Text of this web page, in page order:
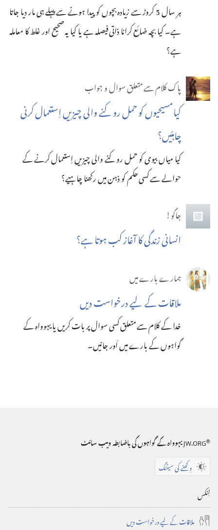
ہر سال 5 کروڑ سے زیادہ بچوں کو پیدا ہونے سے پہلے ہی مار دیا جاتا
ہے۔‏ کیا بچہ ضائع کرانا ذاتی فیصلہ ہے یا کیا یہ صحیح اور غلط کا معاملہ
ہے؟‏
پاک کلام سے متعلق سوال و جواب
کیا مسیحیوں کو حمل روکنے والی چیزیں اِستعمال کرنی
چاہئیں؟‏
کیا میاں بیوی کو حمل روکنے والی چیزیں اِستعمال کرنے کے
حوالے سے کسی حکم کو ذہن میں رکھنا چاہیے؟‏
جاگو!
انسانی زندگی کا آغاز کب ہوتا ہے؟‏
ہمارے بارے میں
ملاقات کے لیے درخواست دیں
خدا کے کلام سے متعلق کسی سوال پر بات کریں یا یہوواہ کے
گواہوں کے بارے میں اَور جانیں۔‏
JW.ORG®
یہوواہ کے گواہوں کی باضابطہ ویب سائٹ
دِکھنے کی سیٹنگ
لِنکس
ملاقات کے لیے درخواست دیں